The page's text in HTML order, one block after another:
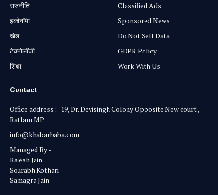
राजनीति
⁠इकोनॉमी
खेल
टेक्नोलॉजी
शिक्षा
Classified Ads
Sponsored News
Do Not Sell Data
GDPR Policy
Work With Us
Contact
Office address :- 19, Dr. Devisingh Colony Opposite New court ,
Ratlam MP
info@khabarbaba.com
Managed By -
Rajesh Jain
Sourabh Kothari
Samagra Jain